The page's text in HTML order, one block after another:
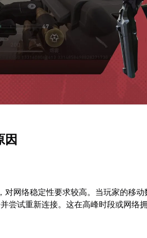
因
网络稳定性要求较高。当玩家的移动
尝试重新连接。这在高峰时段或网络